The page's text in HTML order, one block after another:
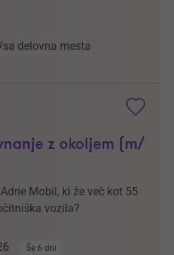
delovna mesta
z okoljem (m/
Mobil, ki že več kot 55
vozila?
Še 6 dni